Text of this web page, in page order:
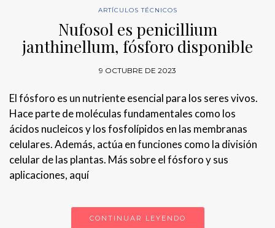
ARTÍCULOS TÉCNICOS
Nufosol es penicillium
janthinellum, fósforo disponible
9 OCTUBRE DE 2023
El fósforo es un nutriente esencial para los seres vivos.
Hace parte de moléculas fundamentales como los
ácidos nucleicos y los fosfolípidos en las membranas
celulares. Además, actúa en funciones como la división
celular de las plantas. Más sobre el fósforo y sus
aplicaciones, aquí
CONTINUAR LEYENDO